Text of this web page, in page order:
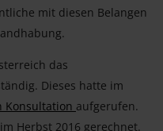
mit diesen Belangen
das
Dieses hatte im
Konsultation aufgerufen.
Herbst 2016 gerechnet.